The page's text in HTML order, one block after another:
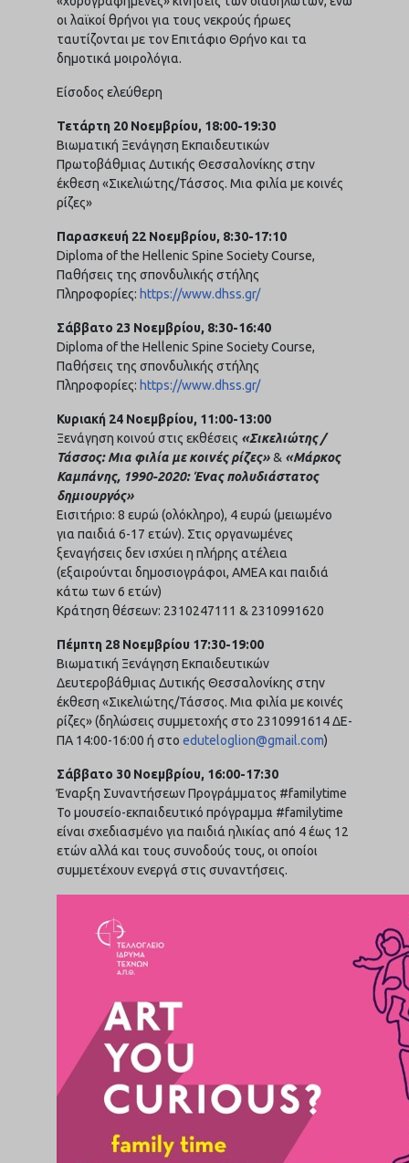
οι λαϊκοί θρήνοι για τους νεκρούς ήρωες
ταυτίζονται με τον Επιτάφιο Θρήνο και τα
δημοτικά μοιρολόγια.
Είσοδος ελεύθερη
Τετάρτη 20 Νοεμβρίου, 18:00-19:30
Βιωματική Ξενάγηση Εκπαιδευτικών
Πρωτοβάθμιας Δυτικής Θεσσαλονίκης στην
έκθεση «Σικελιώτης/Τάσσος. Μια φιλία με κοινές
ρίζες»
Παρασκευή 22 Νοεμβρίου, 8:30-17:10
Diploma of the Hellenic Spine Society Course,
Παθήσεις της σπονδυλικής στήλης
Πληροφορίες: https://www.dhss.gr/
Σάββατο 23 Νοεμβρίου, 8:30-16:40
Diploma of the Hellenic Spine Society Course,
Παθήσεις της σπονδυλικής στήλης
Πληροφορίες: https://www.dhss.gr/
Κυριακή 24 Νοεμβρίου, 11:00-13:00
Ξενάγηση κοινού στις εκθέσεις «Σικελιώτης /
Τάσσος: Μια φιλία με κοινές ρίζες»& «Μάρκος
Καμπάνης, 1990-2020: Ένας πολυδιάστατος
δημιουργός»
Εισιτήριο: 8 ευρώ (ολόκληρο), 4 ευρώ (μειωμένο
για παιδιά 6-17 ετών). Στις οργανωμένες
ξεναγήσεις δεν ισχύει η πλήρης ατέλεια
(εξαιρούνται δημοσιογράφοι, ΑΜΕΑ και παιδιά
κάτω των 6 ετών)
Κράτηση θέσεων: 2310247111 & 2310991620
Πέμπτη 28 Νοεμβρίου 17:30-19:00
Βιωματική Ξενάγηση Εκπαιδευτικών
Δευτεροβάθμιας Δυτικής Θεσσαλονίκης στην
έκθεση «Σικελιώτης/Τάσσος. Μια φιλία με κοινές
ρίζες» (δηλώσεις συμμετοχής στο 2310991614 ΔΕ-
ΠΑ 14:00-16:00 ή στο eduteloglion@gmail.com)
Σάββατο 30 Νοεμβρίου, 16:00-17:30
Έναρξη Συναντήσεων Προγράμματος #familytime
To μουσείο-εκπαιδευτικό πρόγραμμα #familytime
είναι σχεδιασμένο για παιδιά ηλικίας από 4 έως 12
ετών αλλά και τους συνοδούς τους, οι οποίοι
συμμετέχουν ενεργά στις συναντήσεις.